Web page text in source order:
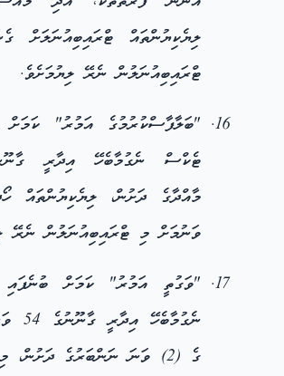
ލިޔެކިޔުންތައް ޓްރައިބިއުނަލަށް
ޓްރައިބިއުނަލުން ނެރޭ ލިޔުމަށެވެ.
"ބަލާފާސްކުރުމުގެ އަމުރު" ކަމަށް
މާއްދާގެ ދަށުން، ލިޔެކިޔުންތައް
ވަނުމަށް މި ޓްރައިބިއުނަލުން ނެރޭ
"ވަގުތީ އަމުރު" ކަމަށް
ގެ (2) ވަނަ ނަންބަރުގެ